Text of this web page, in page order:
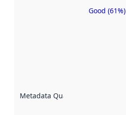
Metadata Quality
Metadata
Good (61%)